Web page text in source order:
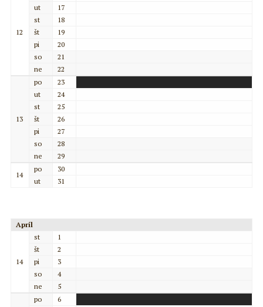
12
ut
17
st
18
št
19
pi
20
so
21
ne
22
13
po
23
ut
24
st
25
št
26
pi
27
so
28
ne
29
14
po
30
ut
31
Apríl
14
st
1
št
2
pi
3
so
4
ne
5
po
6